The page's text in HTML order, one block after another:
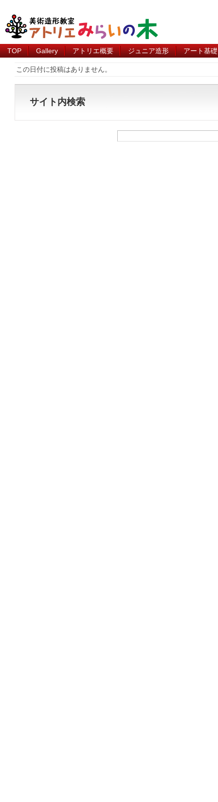
TOP Gallery アトリエ概要 ジュニア造形 アート基礎
この日付に投稿はありません。
サイト内検索